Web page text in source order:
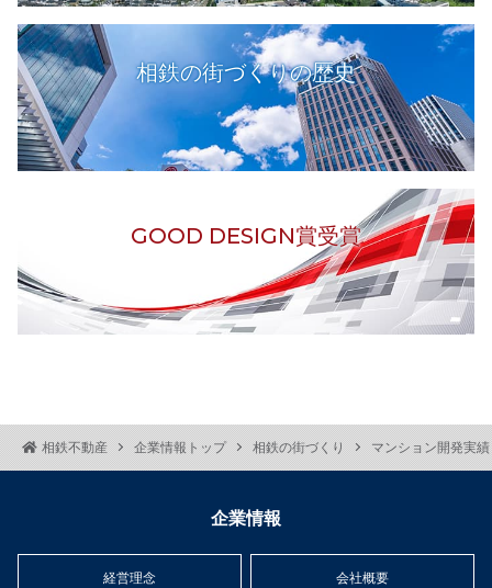
相鉄不動産 企業情報トップ 相鉄の街づくり マンション開発実績
相鉄の街づくりの歴史
GOOD DESIGN賞受賞
企業情報
経営理念 会社概要